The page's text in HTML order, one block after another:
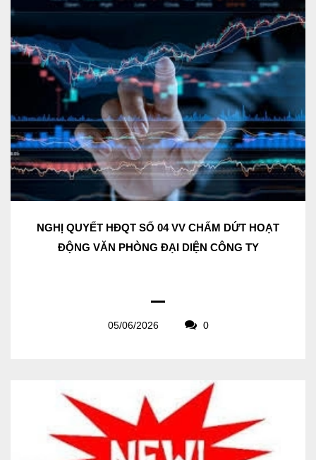
NGHỊ QUYẾT HĐQT SỐ 04 VV CHẤM DỨT HOẠT
ĐỘNG VĂN PHÒNG ĐẠI DIỆN CÔNG TY
05/06/2026 0